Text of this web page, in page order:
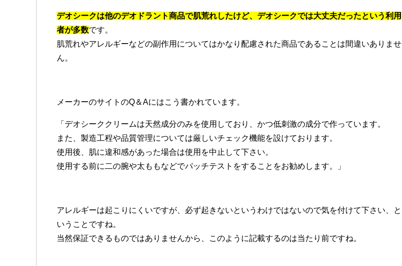
デオシークは他のデオドラント商品で肌荒れしたけど、デオシークでは大丈夫だったという利用
者が多数です。
肌荒れやアレルギーなどの副作用についてはかなり配慮された商品であることは間違いありませ
ん。
メーカーのサイトのQ＆Aにはこう書かれています。
「デオシーククリームは天然成分のみを使用しており、かつ低刺激の成分で作っています。
また、製造工程や品質管理については厳しいチェック機能を設けております。
使用後、肌に違和感があった場合は使用を中止して下さい。
使用する前に二の腕や太ももなどでパッチテストをすることをお勧めします。」
アレルギーは起こりにくいですが、必ず起きないというわけではないので気を付けて下さい、と
いうことですね。
当然保証できるものではありませんから、このように記載するのは当たり前ですね。